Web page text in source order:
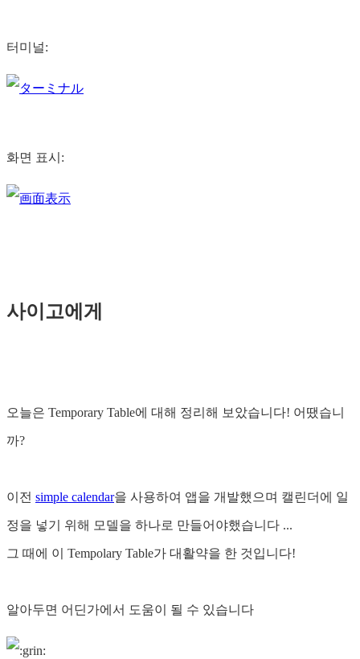
터미널:
화면 표시:
사이고에게
오늘은 Temporary Table에 대해 정리해 보았습니다! 어땠습니
까?
이전 simple calendar을 사용하여 앱을 개발했으며 캘린더에 일
정을 넣기 위해 모델을 하나로 만들어야했습니다 ...
그 때에 이 Tempolary Table가 대활약을 한 것입니다!
알아두면 어딘가에서 도움이 될 수 있습니다